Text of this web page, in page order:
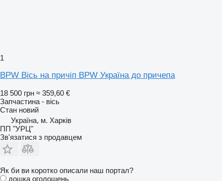
1
BPW Вісь на причіп BPW Україна до причепа
18 500 грн ≈ 359,60 €
Запчастина - вісь
Стан новий
Україна, м. Харків
ПП "УРЦ"
Зв'язатися з продавцем
Як би ви коротко описали наш портал?
дошка оголошень